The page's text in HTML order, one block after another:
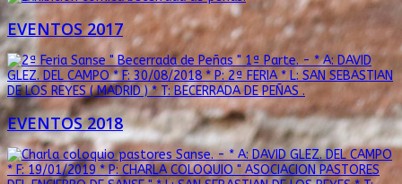
EVENTOS 2017
EVENTOS 2018